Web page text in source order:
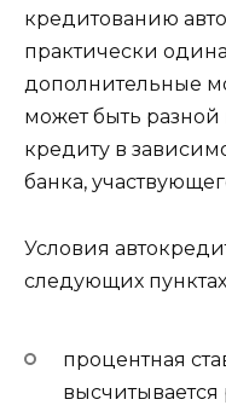
кредитованию
практически
дополнительные
может быть разной
кредиту в
банка,
Условия
следующих
процентная